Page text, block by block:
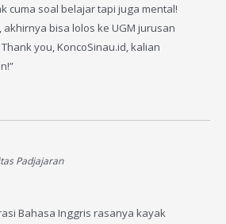
cuma soal belajar tapi juga mental!
akhirnya bisa lolos ke UGM jurusan
you, KoncoSinau.id, kalian
Padjajaran
Bahasa Inggris rasanya kayak